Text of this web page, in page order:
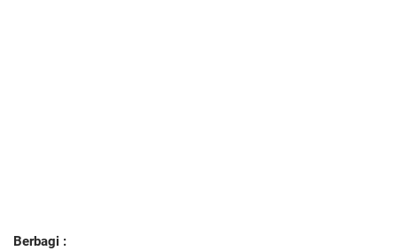
Berbagi :